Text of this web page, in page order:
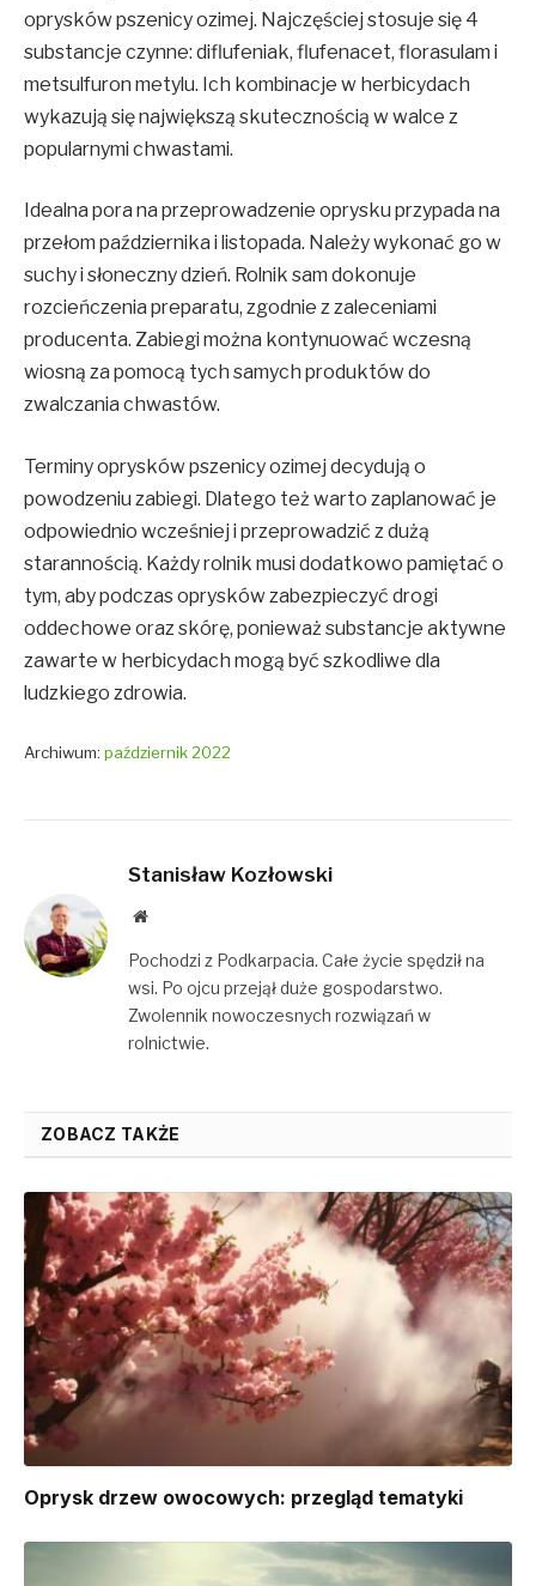
oprysków pszenicy ozimej. Najczęściej stosuje się 4
substancje czynne: diflufeniak, flufenacet, florasulam i
metsulfuron metylu. Ich kombinacje w herbicydach
wykazują się największą skutecznością w walce z
popularnymi chwastami.
Idealna pora na przeprowadzenie oprysku przypada na
przełom października i listopada. Należy wykonać go w
suchy i słoneczny dzień. Rolnik sam dokonuje
rozcieńczenia preparatu, zgodnie z zaleceniami
producenta. Zabiegi można kontynuować wczesną
wiosną za pomocą tych samych produktów do
zwalczania chwastów.
Terminy oprysków pszenicy ozimej decydują o
powodzeniu zabiegi. Dlatego też warto zaplanować je
odpowiednio wcześniej i przeprowadzić z dużą
starannością. Każdy rolnik musi dodatkowo pamiętać o
tym, aby podczas oprysków zabezpieczyć drogi
oddechowe oraz skórę, ponieważ substancje aktywne
zawarte w herbicydach mogą być szkodliwe dla
ludzkiego zdrowia.
Archiwum: październik 2022
Stanisław Kozłowski
Website
Pochodzi z Podkarpacia. Całe życie spędził na
wsi. Po ojcu przejął duże gospodarstwo.
Zwolennik nowoczesnych rozwiązań w
rolnictwie.
ZOBACZ TAKŻE
Oprysk drzew owocowych: przegląd tematyki